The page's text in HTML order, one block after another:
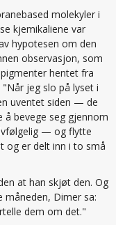
molekyler i
kjemikaliene var
hypotesen om den
observasjon, som
hentet fra
jeg slo på lyset i
uventet siden — de
å bevege seg gjennom
— og flytte
og er delt inn i to små
at han skjøt den. Og
måneden, Dimer sa:
dem om det."